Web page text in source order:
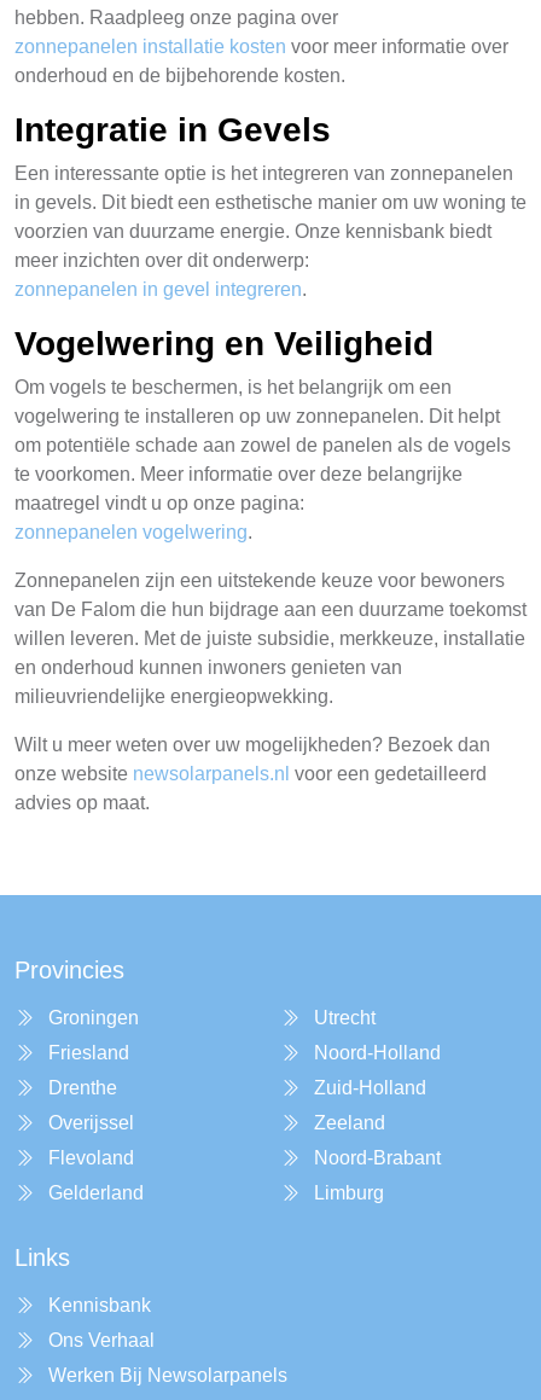
hebben. Raadpleeg onze pagina over
zonnepanelen installatie kosten voor meer informatie over
onderhoud en de bijbehorende kosten.
Integratie in Gevels
Een interessante optie is het integreren van zonnepanelen
in gevels. Dit biedt een esthetische manier om uw woning te
voorzien van duurzame energie. Onze kennisbank biedt
meer inzichten over dit onderwerp:
zonnepanelen in gevel integreren.
Vogelwering en Veiligheid
Om vogels te beschermen, is het belangrijk om een
vogelwering te installeren op uw zonnepanelen. Dit helpt
om potentiële schade aan zowel de panelen als de vogels
te voorkomen. Meer informatie over deze belangrijke
maatregel vindt u op onze pagina:
zonnepanelen vogelwering.
Zonnepanelen zijn een uitstekende keuze voor bewoners
van De Falom die hun bijdrage aan een duurzame toekomst
willen leveren. Met de juiste subsidie, merkkeuze, installatie
en onderhoud kunnen inwoners genieten van
milieuvriendelijke energieopwekking.
Wilt u meer weten over uw mogelijkheden? Bezoek dan
onze website newsolarpanels.nl voor een gedetailleerd
advies op maat.
Provincies
Groningen
Friesland
Drenthe
Overijssel
Flevoland
Gelderland
Utrecht
Noord-Holland
Zuid-Holland
Zeeland
Noord-Brabant
Limburg
Links
Kennisbank
Ons Verhaal
Werken Bij Newsolarpanels